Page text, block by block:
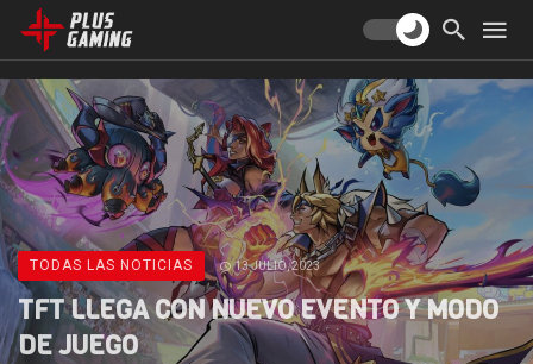
TODAS LAS NOTICIAS 13 JULIO, 2023
TFT LLEGA CON NUEVO EVENTO Y MODO
DE JUEGO